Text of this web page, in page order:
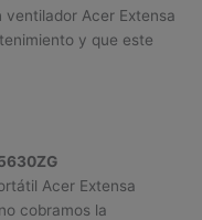
Acer Extensa
y que este
Acer Extensa
cobramos la